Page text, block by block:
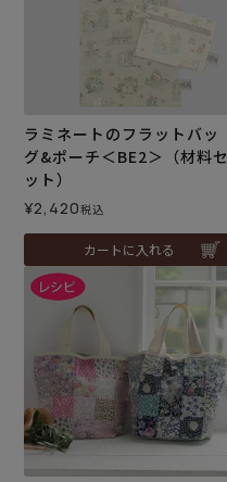
ラミネートのフラットバッ
グ&ポーチ＜BE2＞（材料セ
ット）
¥2,420税込
カートに入れる